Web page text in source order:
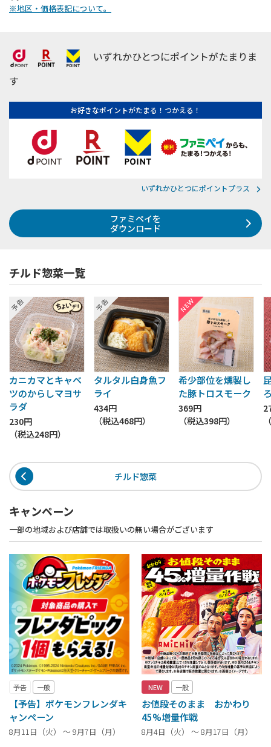
※地区・価格表記について。
いずれかひとつにポイントがたまりま
す
お好きなポイントがたまる！つかえる！
いずれかひとつにポイントプラス
ファミペイを
ダウンロード
チルド惣菜一覧
カニカマとキャベ
ツのからしマヨサ
ラダ
230円
（税込248円）
タルタル白身魚フ
ライ
434円
（税込468円）
希少部位を燻製し
た豚トロスモーク
369円
（税込398円）
チルド惣菜
キャンペーン
一部の地域および店舗では取扱いの無い場合がございます
予告 一般
【予告】ポケモンフレンダキ
ャンペーン
8月11日（火） ～ 9月7日（月）
NEW 一般
お値段そのまま おかわり
45%増量作戦
8月4日（火） ～ 8月17日（月）